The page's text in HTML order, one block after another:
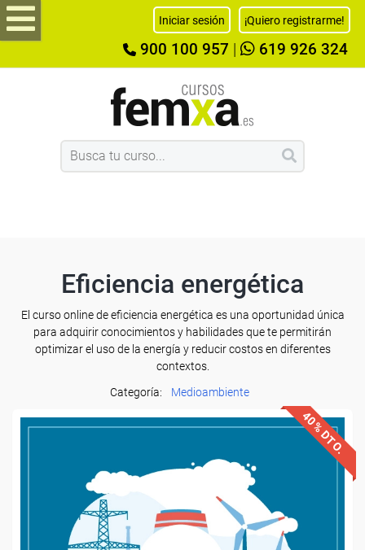
Iniciar sesión ¡Quiero registrarme!
900 100 957 619 926 324
Eficiencia energética
El curso online de eficiencia energética es una oportunidad única
para adquirir conocimientos y habilidades que te permitirán
optimizar el uso de la energía y reducir costos en diferentes
contextos.
Categoría:
Medioambiente
40% DTO.